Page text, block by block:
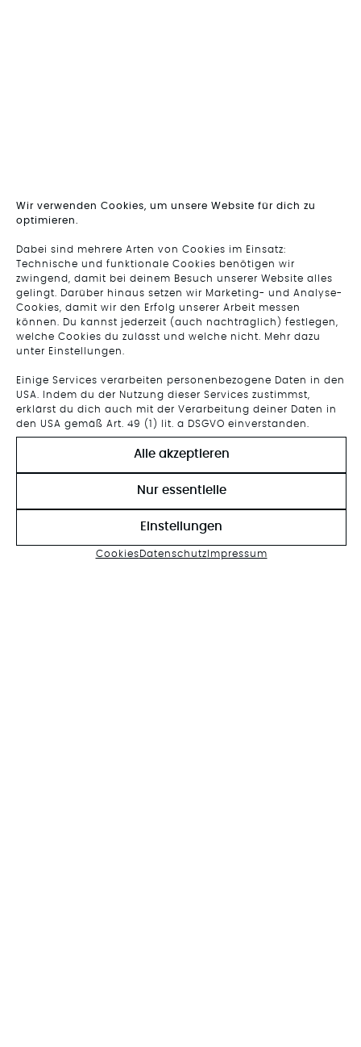
Wir verwenden Cookies, um unsere Website für dich zu
optimieren.
Dabei sind mehrere Arten von Cookies im Einsatz:
Technische und funktionale Cookies benötigen wir
zwingend, damit bei deinem Besuch unserer Website alles
gelingt. Darüber hinaus setzen wir Marketing- und Analyse-
Cookies, damit wir den Erfolg unserer Arbeit messen
können. Du kannst jederzeit (auch nachträglich) festlegen,
welche Cookies du zulässt und welche nicht. Mehr dazu
unter Einstellungen.
Einige Services verarbeiten personenbezogene Daten in den
USA. Indem du der Nutzung dieser Services zustimmst,
erklärst du dich auch mit der Verarbeitung deiner Daten in
den USA gemäß Art. 49 (1) lit. a DSGVO einverstanden.
Alle akzeptieren
Nur essentielle
Einstellungen
CookiesDatenschutz Impressum